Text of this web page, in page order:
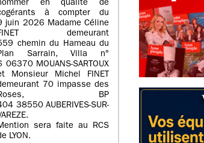
en qualité de
à compter du
juin 2026 Madame Céline
demeurant
chemin du Hameau du
Sarrain, Villa n°
06370 MOUANS-SARTOUX
Monsieur Michel FINET
70 impasse des
BP
38550 AUBERIVES-SUR-
sera faite au RCS
LYON.